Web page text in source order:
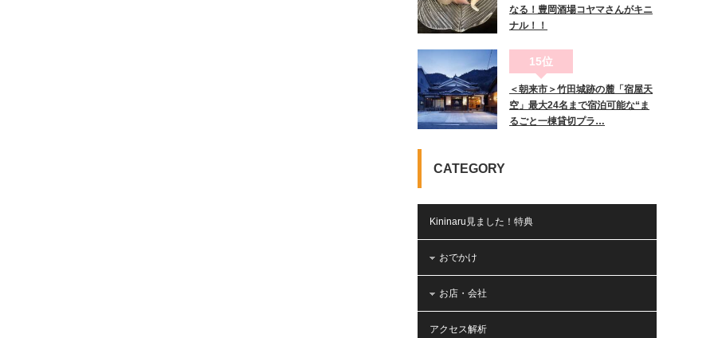
なる！豊岡酒場コヤマさんがキニ
ナル！！
15位
＜朝来市＞竹田城跡の麓「宿屋天
空」最大24名まで宿泊可能な“ま
るごと一棟貸切プラ…
CATEGORY
Kininaru見ました！特典
おでかけ
お店・会社
アクセス解析